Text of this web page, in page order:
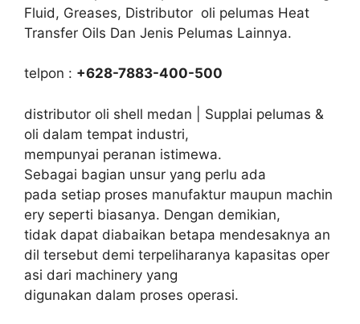
Fluid, Greases, Distributor oli pelumas Heat
Transfer Oils Dan Jenis Pelumas Lainnya.
telpon : +628-7883-400-500
distributor oli shell medan | Supplai pelumas &
oli dalam tempat industri,
mempunyai peranan istimewa.
Sebagai bagian unsur yang perlu ada
pada setiap proses manufaktur maupun machin
ery seperti biasanya. Dengan demikian,
tidak dapat diabaikan betapa mendesaknya an
dil tersebut demi terpeliharanya kapasitas oper
asi dari machinery yang
digunakan dalam proses operasi.